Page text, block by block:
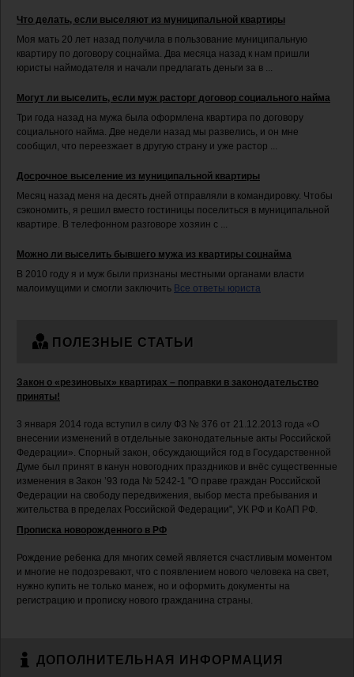
Что делать, если выселяют из муниципальной квартиры
Моя мать 20 лет назад получила в пользование муниципальную
квартиру по договору соцнайма. Два месяца назад к нам пришли
юристы наймодателя и начали предлагать деньги за в ...
Могут ли выселить, если муж расторг договор социального найма
Три года назад на мужа была оформлена квартира по договору
социального найма. Две недели назад мы развелись, и он мне
сообщил, что переезжает в другую страну и уже растор ...
Досрочное выселение из муниципальной квартиры
Месяц назад меня на десять дней отправляли в командировку. Чтобы
сэкономить, я решил вместо гостиницы поселиться в муниципальной
квартире. В телефонном разговоре хозяин с ...
Можно ли выселить бывшего мужа из квартиры соцнайма
В 2010 году я и муж были признаны местными органами власти
малоимущими и смогли заключить Все ответы юриста
ПОЛЕЗНЫЕ СТАТЬИ
Закон о «резиновых» квартирах – поправки в законодательство
приняты!
3 января 2014 года вступил в силу ФЗ № 376 от 21.12.2013 года «О
внесении изменений в отдельные законодательные акты Российской
Федерации». Спорный закон, обсуждающийся год в Государственной
Думе был принят в канун новогодних праздников и внёс существенные
изменения в Закон ’93 года № 5242-1 "О праве граждан Российской
Федерации на свободу передвижения, выбор места пребывания и
жительства в пределах Российской Федерации", УК РФ и КоАП РФ.
Прописка новорожденного в РФ
Рождение ребенка для многих семей является счастливым моментом
и многие не подозревают, что с появлением нового человека на свет,
нужно купить не только манеж, но и оформить документы на
регистрацию и прописку нового гражданина страны.
ДОПОЛНИТЕЛЬНАЯ ИНФОРМАЦИЯ